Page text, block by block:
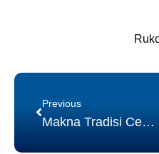
Previous
Makna Tradisi Ceng Beng